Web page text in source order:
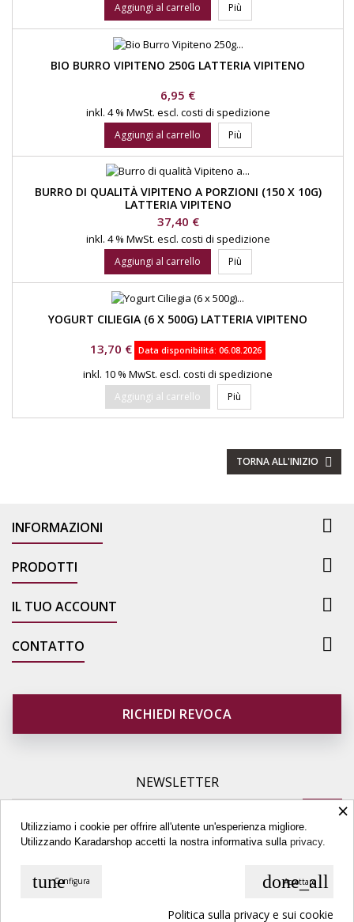
Aggiungi al carrello Più
BIO BURRO VIPITENO 250G LATTERIA VIPITENO
Prezzo
6,95 €
inkl. 4 % MwSt. escl. costi di spedizione
Aggiungi al carrello Più
BURRO DI QUALITÀ VIPITENO A PORZIONI (150 X 10G)
LATTERIA VIPITENO
Prezzo
37,40 €
inkl. 4 % MwSt. escl. costi di spedizione
Aggiungi al carrello Più
YOGURT CILIEGIA (6 X 500G) LATTERIA VIPITENO
Prezzo
13,70 € Data disponibilitá: 06.08.2026
inkl. 10 % MwSt. escl. costi di spedizione
Aggiungi al carrello Più
TORNA ALL'INIZIO 
INFORMAZIONI 
PRODOTTI 
IL TUO ACCOUNT 
CONTATTO 
RICHIEDI REVOCA
NEWSLETTER
×
Utilizziamo i cookie per offrire all'utente un'esperienza migliore.
Utilizzando Karadarshop accetti la nostra informativa sullaprivacy.
done_all
Accettare
tuneConfigura
Politica sulla privacy e sui cookie